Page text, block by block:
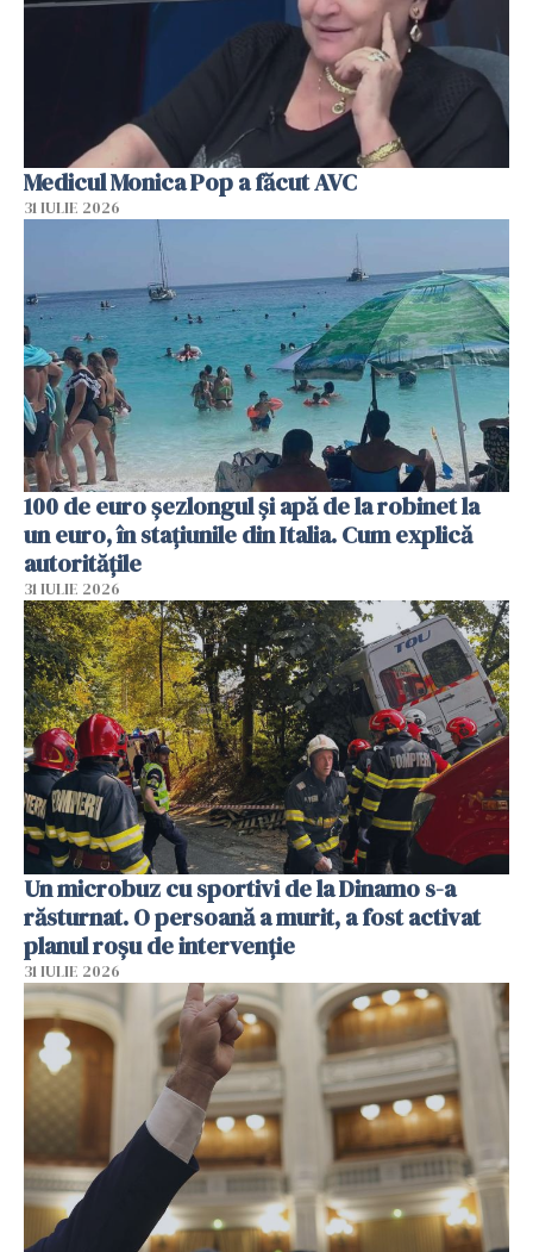
Medicul Monica Pop a făcut AVC
31 IULIE 2026
100 de euro șezlongul și apă de la robinet la
un euro, în stațiunile din Italia. Cum explică
autoritățile
31 IULIE 2026
Un microbuz cu sportivi de la Dinamo s-a
răsturnat. O persoană a murit, a fost activat
planul roșu de intervenție
31 IULIE 2026